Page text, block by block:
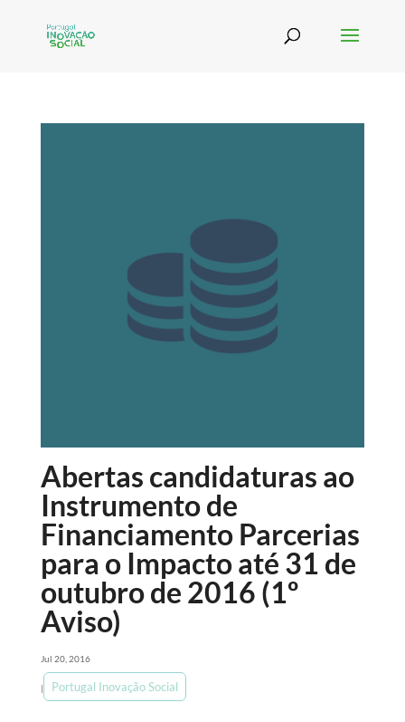
Abertas candidaturas ao
Instrumento de
Financiamento Parcerias
para o Impacto até 31 de
outubro de 2016 (1º
Aviso)
Jul 20, 2016
| Portugal Inovação Social